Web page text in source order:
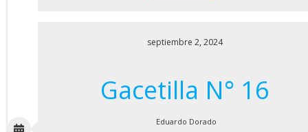
septiembre 2, 2024
Gacetilla N° 16
Eduardo Dorado